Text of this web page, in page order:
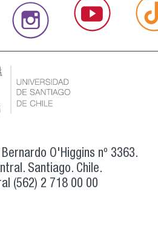
O'Higgins nº 3363.
Santiago. Chile.
(562) 2 718 00 00